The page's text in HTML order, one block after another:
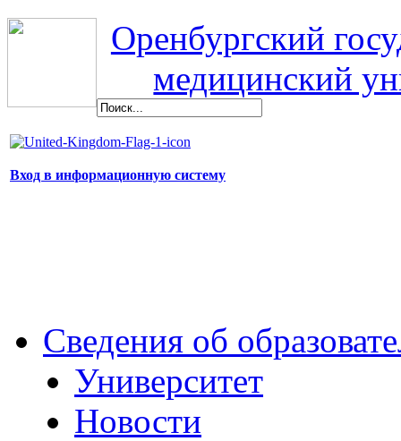
Оренбургский
медицинский
Вход в информационную систему
Сведения об
Университет
Новости